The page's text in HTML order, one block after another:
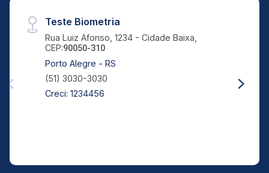
Teste Biometria
Rua Luiz Afonso, 1234 - Cidade Baixa,
CEP:90050-310
Porto Alegre - RS
(51) 3030-3030
Creci: 1234456